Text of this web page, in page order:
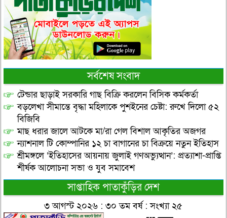
সর্বশেষ সংবাদ
টেন্ডার ছাড়াই সরকারি গাছ বিক্রি করলেন বিসিক কর্মকর্তা
বড়লেখা সীমান্তে বৃদ্ধা মহিলাকে পুশইনের চেষ্টা: রুখে দিলো ৫২
বিজিবি
মাছ ধরার জালে আটকে মা/রা গেল বিশাল আকৃতির অজগর
ন্যাশনাল টি কোম্পানির ১২ চা বাগানের চা বিক্রয়ে নতুন ইতিহাস
শ্রীমঙ্গলে ‘ইতিহাসের আয়নায় জুলাই গণঅভ্যুত্থান’: প্রত্যাশা-প্রাপ্তি
শীর্ষক আলোচনা সভা ও যুব সমাবেশ
সাপ্তাহিক পাতাকুঁড়ির দেশ
৩ আগস্ট ২০২৬ : ৩০ তম বর্ষ : সংখ্যা ২৫